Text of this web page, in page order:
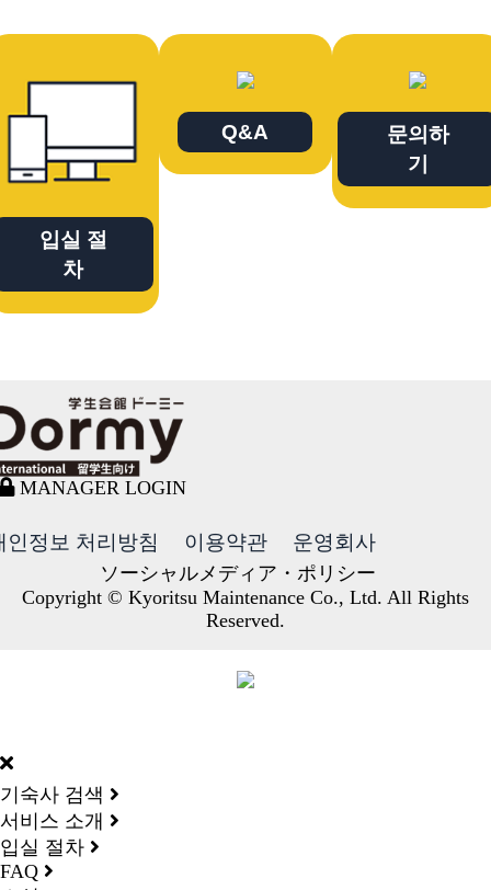
입실 절
차
Q&A
문의하
기
MANAGER LOGIN
인정보 처리방침 이용약관 운영회사
ソーシャルメディア・ポリシー
Copyright © Kyoritsu Maintenance Co., Ltd. All Rights
Reserved.
기숙사 검색
서비스 소개
입실 절차
FAQ